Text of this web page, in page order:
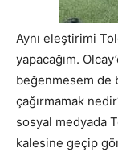
Aynı eleştirimi
yapacağım.
beğenmesem de
çağırmamak
sosyal medyada
kalesine geçip